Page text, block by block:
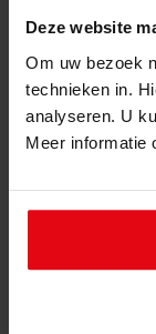
Deze website
Om uw bezoek
technieken in.
analyseren. U
Meer informatie
187
Bouw
Datering:
1977
Beschrijving:
Datum
Adres: